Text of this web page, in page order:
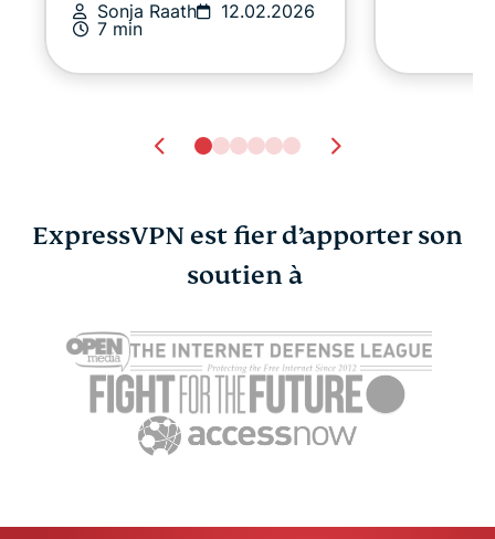
Sonja Raath
12.02.2026
7 min
ExpressVPN est fier d’apporter son
soutien à